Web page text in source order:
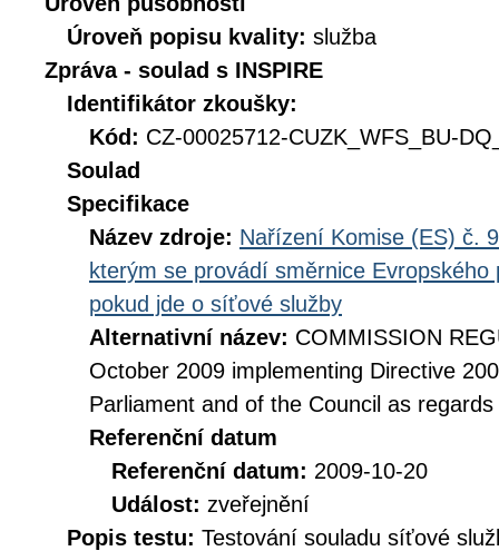
Úroveň popisu kvality: služba
Zpráva - soulad s INSPIRE
Identifikátor zkoušky:
Kód: CZ-00025712-CUZK_WFS_BU-
Soulad
Specifikace
Název zdroje: Nařízení Komise (ES) č.
kterým se provádí směrnice
pokud jde o síťové služby
Alternativní název: COMMISSION
October 2009 implementing Directive
Parliament and of the Council as
Referenční datum
Referenční datum: 2009-10-20
Událost: zveřejnění
Popis testu: Testování souladu síťové